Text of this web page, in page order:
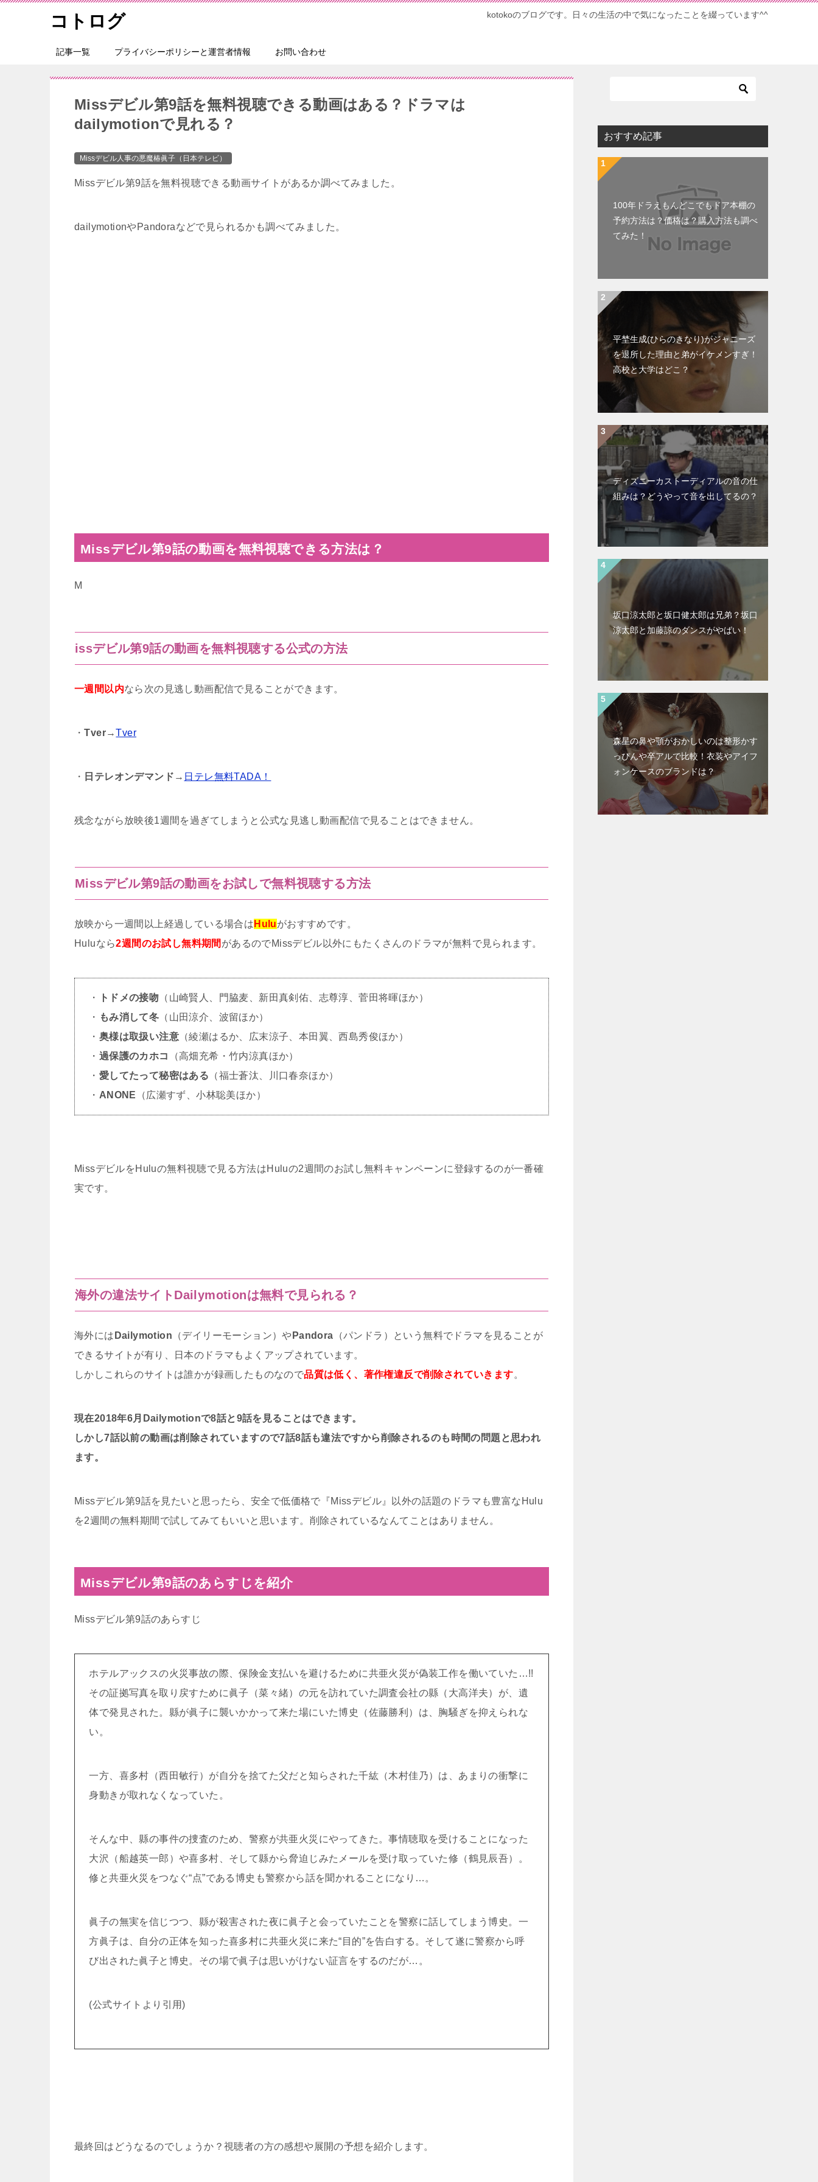
コトログ kotokoのブログです。日々の生活の中で気になったことを綴っています^^
記事一覧 プライバシーポリシーと運営者情報 お問い合わせ
Missデビル第9話を無料視聴できる動画はある？ドラマは
dailymotionで見れる？
Missデビル人事の悪魔椿眞子（日本テレビ）
Missデビル第9話を無料視聴できる動画サイトがあるか調べてみました。
dailymotionやPandoraなどで見られるかも調べてみました。
Missデビル第9話の動画を無料視聴できる方法は？
M
issデビル第9話の動画を無料視聴する公式の方法
一週間以内なら次の見逃し動画配信で見ることができます。
・Tver→Tver
・ 日テレオンデマンド → 日テレ無料TADA！
残念ながら放映後1週間を過ぎてしまうと公式な見逃し動画配信で見ることはできません。
Missデビル第9話の動画をお試しで無料視聴する方法
放映から一週間以上経過している場合は Huluがおすすめです。
Huluなら2週間のお試し無料期間 があるのでMissデビル以外にもたくさんのドラマが無料で見られます。
・ トドメの接吻 （山崎賢人、門脇麦、新田真剣佑、志尊淳、菅田将暉ほか）
・ もみ消して冬 （山田涼介、波留ほか）
・ 奥様は取扱い注意 （綾瀬はるか、広末涼子、本田翼、西島秀俊ほか）
・ 過保護のカホコ
（高畑充希・竹内涼真ほか）
・ 愛してたって秘密はある （福士蒼汰、川口春奈ほか）
・ ANONE （広瀬すず、小林聡美ほか）
MissデビルをHuluの無料視聴で見る方法はHuluの2週間のお試し無料キャンペーンに登録するのが一番確
実です。
海外の違法サイトDailymotionは無料で見られる？
海外には Dailymotion （デイリーモーション）や Pandora （パンドラ）という無料でドラマを見ることが
できるサイトが有り、日本のドラマもよくアップされています。
しかしこれらのサイトは誰かが録画したものなので品質は低く、著作権違反で削除されていきます。
現在2018年6月Dailymotionで8話と9話を見ることはできます。
しかし7話以前の動画は削除されていますので7話8話も違法ですから削除されるのも時間の問題と思われ
ます。
Missデビル第9話を見たいと思ったら、安全で低価格で『Missデビル』以外の話題のドラマも豊富なHulu
を2週間の無料期間で試してみてもいいと思います。削除されているなんてことはありません。
Missデビル第9話のあらすじを紹介
Missデビル第9話のあらすじ
ホテルアックスの火災事故の際、保険金支払いを避けるために共亜火災が偽装工作を働いていた…!!
その証拠写真を取り戻すために眞子（菜々緒）の元を訪れていた調査会社の縣（大高洋夫）が、遺
体で発見された。縣が眞子に襲いかかって来た場にいた博史（佐藤勝利）は、胸騒ぎを抑えられな
い。
一方、喜多村（西田敏行）が自分を捨てた父だと知らされた千紘（木村佳乃）は、あまりの衝撃に
身動きが取れなくなっていた。
そんな中、縣の事件の捜査のため、警察が共亜火災にやってきた。事情聴取を受けることになった
大沢（船越英一郎）や喜多村、そして縣から脅迫じみたメールを受け取っていた修（鶴見辰吾）。
修と共亜火災をつなぐ“点”である博史も警察から話を聞かれることになり…。
眞子の無実を信じつつ、縣が殺害された夜に眞子と会っていたことを警察に話してしまう博史。一
方眞子は、自分の正体を知った喜多村に共亜火災に来た“目的”を告白する。そして遂に警察から呼
び出された眞子と博史。その場で眞子は思いがけない証言をするのだが…。
(公式サイトより引用)
最終回はどうなるのでしょうか？視聴者の方の感想や展開の予想を紹介します。
おすすめ記事
100年ドラえもんどこでもドア本棚の
予約方法は？価格は？購入方法も調べ
てみた！
平埜生成(ひらのきなり)がジャニーズ
を退所した理由と弟がイケメンすぎ！
高校と大学はどこ？
ディズニーカストーディアルの音の仕
組みは？どうやって音を出してるの？
坂口涼太郎と坂口健太郎は兄弟？坂口
涼太郎と加藤諒のダンスがやばい！
森星の鼻や顎がおかしいのは整形かす
っぴんや卒アルで比較！衣装やアイフ
ォンケースのブランドは？